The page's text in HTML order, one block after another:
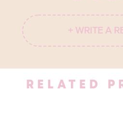
+ WRITE A
RELATED